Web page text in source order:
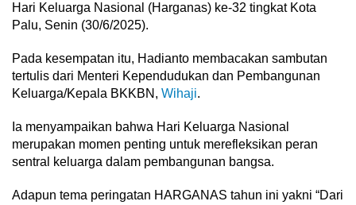
Hari Keluarga Nasional (Harganas) ke-32 tingkat Kota
Palu, Senin (30/6/2025).
Pada kesempatan itu, Hadianto membacakan sambutan
tertulis dari Menteri Kependudukan dan Pembangunan
Keluarga/Kepala BKKBN, Wihaji.
Ia menyampaikan bahwa Hari Keluarga Nasional
merupakan momen penting untuk merefleksikan peran
sentral keluarga dalam pembangunan bangsa.
Adapun tema peringatan HARGANAS tahun ini yakni “Dari